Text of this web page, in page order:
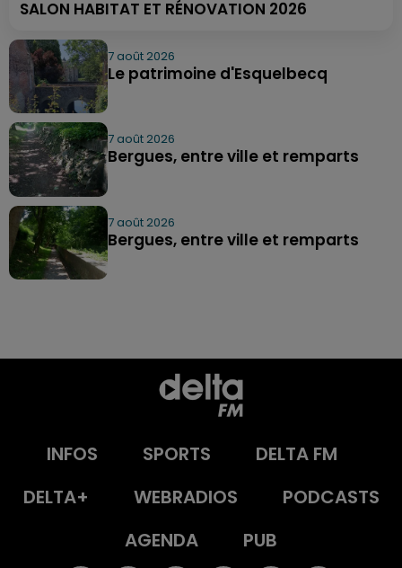
SALON HABITAT ET RÉNOVATION 2026
7 août 2026
Le patrimoine d'Esquelbecq
7 août 2026
Bergues, entre ville et remparts
7 août 2026
Bergues, entre ville et remparts
INFOS SPORTS
DELTA FM
DELTA+
WEBRADIOS
PODCASTS
AGENDA
PUB